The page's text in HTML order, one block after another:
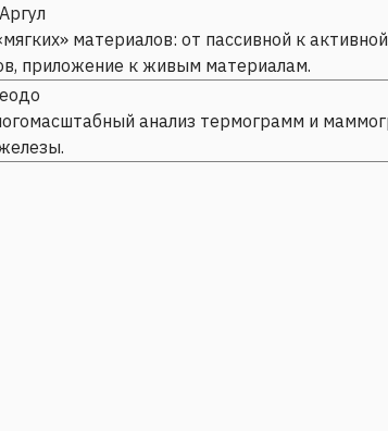
материалов: от пассивной к
приложение к живым материалам.
анализ термограмм и
экспериментальное и